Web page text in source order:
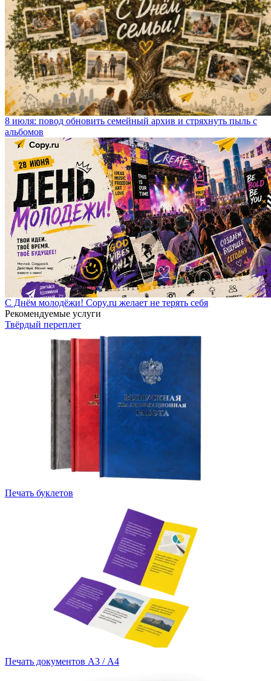
8 июля: повод обновить семейный архив и стряхнуть пыль с
альбомов
С Днём молодёжи! Copy.ru желает не терять себя
Рекомендуемые услуги
Твёрдый переплет
Печать буклетов
Печать документов А3 / А4